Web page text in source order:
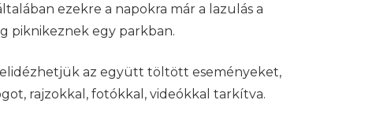
ezekre a napokra már a lazulás a
piknikeznek egy parkban.
az együtt töltött eseményeket,
rajzokkal, fotókkal, videókkal tarkítva.